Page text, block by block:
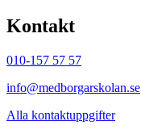
Kontakt
010-157 57 57
info@medborgarskolan.se
Alla kontaktuppgifter